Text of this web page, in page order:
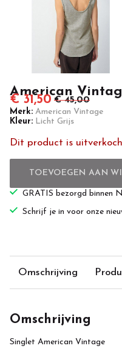
American
€ 31,50 € 45,00
Merk: American Vintage
Kleur: Licht Grijs
Dit product is
TOEVOEGEN AAN
GRATIS bezorgd binnen
Schrijf je in voor onze
Omschrijving
Omschrijving
Singlet American Vintage